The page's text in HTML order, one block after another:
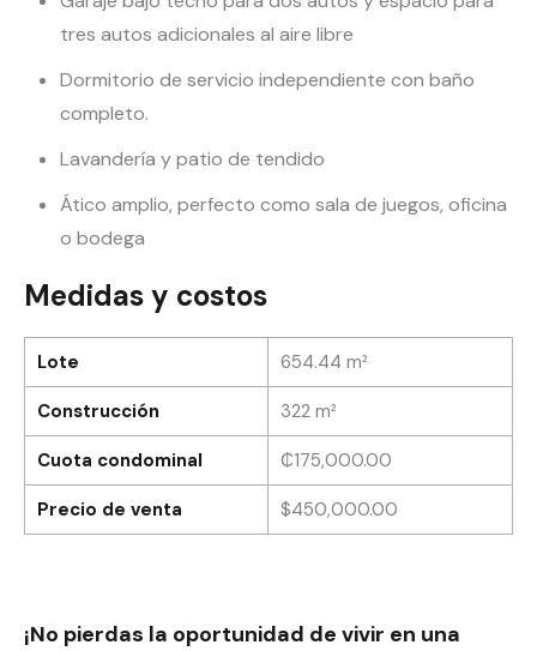
tres autos adicionales al aire libre
Dormitorio de servicio independiente con baño
completo.
Lavandería y patio de tendido
Ático amplio, perfecto como sala de juegos, oficina
o bodega
Medidas y costos
Lote 654.44 m²
Construcción 322 m²
Cuota condominal ₵175,000.00
Precio de venta $450,000.00
¡No pierdas la oportunidad de vivir en una